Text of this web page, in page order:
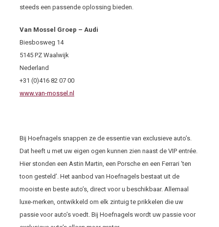
steeds een passende oplossing bieden.
Van Mossel Groep – Audi
Biesbosweg 14
5145 PZ Waalwijk
Nederland
+31 (0)416 82 07 00
www.van-mossel.nl
Bij Hoefnagels snappen ze de essentie van exclusieve auto’s.
Dat heeft u met uw eigen ogen kunnen zien naast de VIP entrée.
Hier stonden een Astin Martin, een Porsche en een Ferrari ‘ten
toon gesteld’. Het aanbod van Hoefnagels bestaat uit de
mooiste en beste auto’s, direct voor u beschikbaar. Allemaal
luxe-merken, ontwikkeld om elk zintuig te prikkelen die uw
passie voor auto’s voedt. Bij Hoefnagels wordt uw passie voor